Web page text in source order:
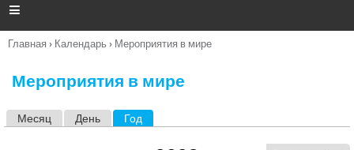
п

Вы
Главная › Календарь › Мероприятия в мире
Мероприятия в мире
Месяц День Год